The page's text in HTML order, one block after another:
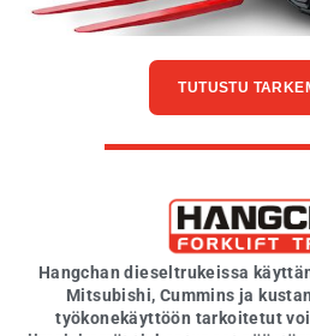
TUTUSTU
Hangchan dieseltrukeissa
Mitsubishi, Cummins ja